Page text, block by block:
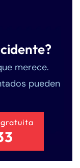
merece.
pueden
gratuita